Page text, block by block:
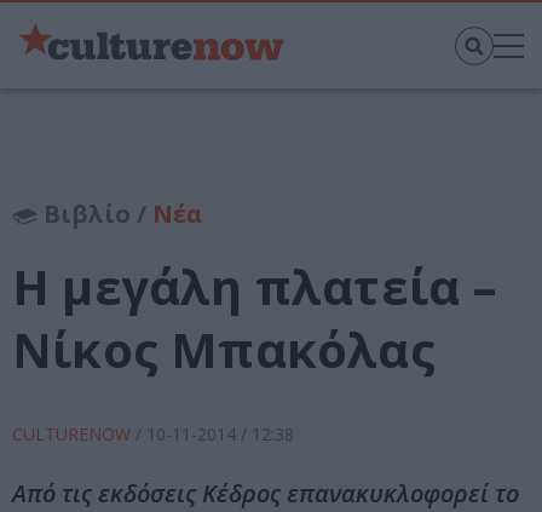
Βιβλίο / Νέα
Η μεγάλη πλατεία –
Νίκος Μπακόλας
CULTURENOW / 10-11-2014 / 12:38
Από τις εκδόσεις Κέδρος επανακυκλοφορεί το